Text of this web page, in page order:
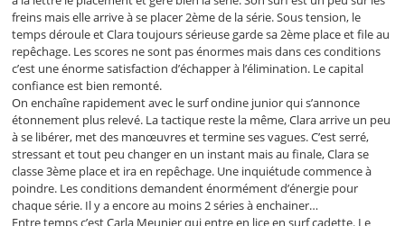
freins mais elle arrive à se placer 2ème de la série. Sous tension, le
temps déroule et Clara toujours sérieuse garde sa 2ème place et file au
repêchage. Les scores ne sont pas énormes mais dans ces conditions
c’est une énorme satisfaction d’échapper à l’élimination. Le capital
confiance est bien remonté.
On enchaîne rapidement avec le surf ondine junior qui s’annonce
étonnement plus relevé. La tactique reste la même, Clara arrive un peu
à se libérer, met des manœuvres et termine ses vagues. C’est serré,
stressant et tout peu changer en un instant mais au finale, Clara se
classe 3ème place et ira en repêchage. Une inquiétude commence à
poindre. Les conditions demandent énormément d’énergie pour
chaque série. Il y a encore au moins 2 séries à enchainer…
Entre temps c’est Carla Meunier qui entre en lice en surf cadette. Le